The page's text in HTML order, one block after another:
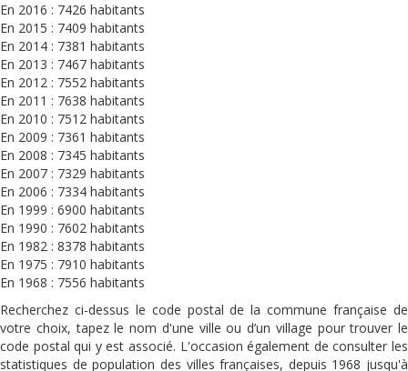
En 2016 : 7426 habitants
En 2015 : 7409 habitants
En 2014 : 7381 habitants
En 2013 : 7467 habitants
En 2012 : 7552 habitants
En 2011 : 7638 habitants
En 2010 : 7512 habitants
En 2009 : 7361 habitants
En 2008 : 7345 habitants
En 2007 : 7329 habitants
En 2006 : 7334 habitants
En 1999 : 6900 habitants
En 1990 : 7602 habitants
En 1982 : 8378 habitants
En 1975 : 7910 habitants
En 1968 : 7556 habitants
Recherchez ci-dessus le code postal de la commune française de
votre choix, tapez le nom d'une ville ou d’un village pour trouver le
code postal qui y est associé. L'occasion également de consulter les
statistiques de population des villes françaises, depuis 1968 jusqu'à